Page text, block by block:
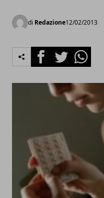
di Redazione12/02/2013
FacebookTwitterWhatsapp